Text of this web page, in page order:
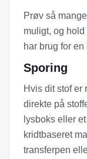
Prøv så
muligt, og
har brug for
Sporing
Hvis dit stof er
direkte på
lysboks eller
kridtbaseret
transferpen